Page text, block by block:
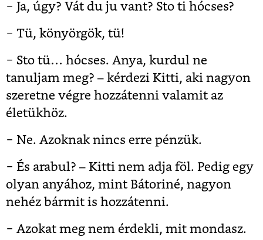
− Ja, úgy? Vát du ju vant? Sto ti hócses?
− Tü, könyörgök, tü!
− Sto tü… hócses. Anya, kurdul ne
tanuljam meg? – kérdezi Kitti, aki nagyon
szeretne végre hozzátenni valamit az
életükhöz.
− Ne. Azoknak nincs erre pénzük.
− És arabul? – Kitti nem adja föl. Pedig egy
olyan anyához, mint Bátoriné, nagyon
nehéz bármit is hozzátenni.
− Azokat meg nem érdekli, mit mondasz.